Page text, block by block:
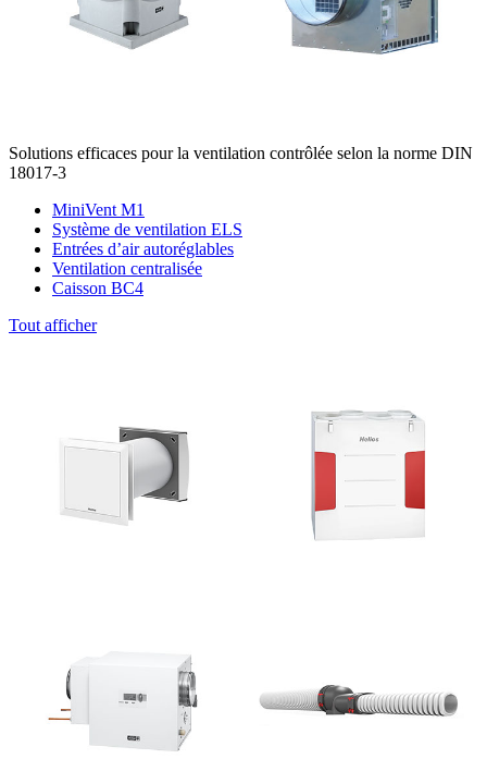
Solutions efficaces pour la ventilation contrôlée selon la norme DIN
18017-3
MiniVent M1
Système de ventilation ELS
Entrées d’air autoréglables
Ventilation centralisée
Caisson BC4
Tout afficher